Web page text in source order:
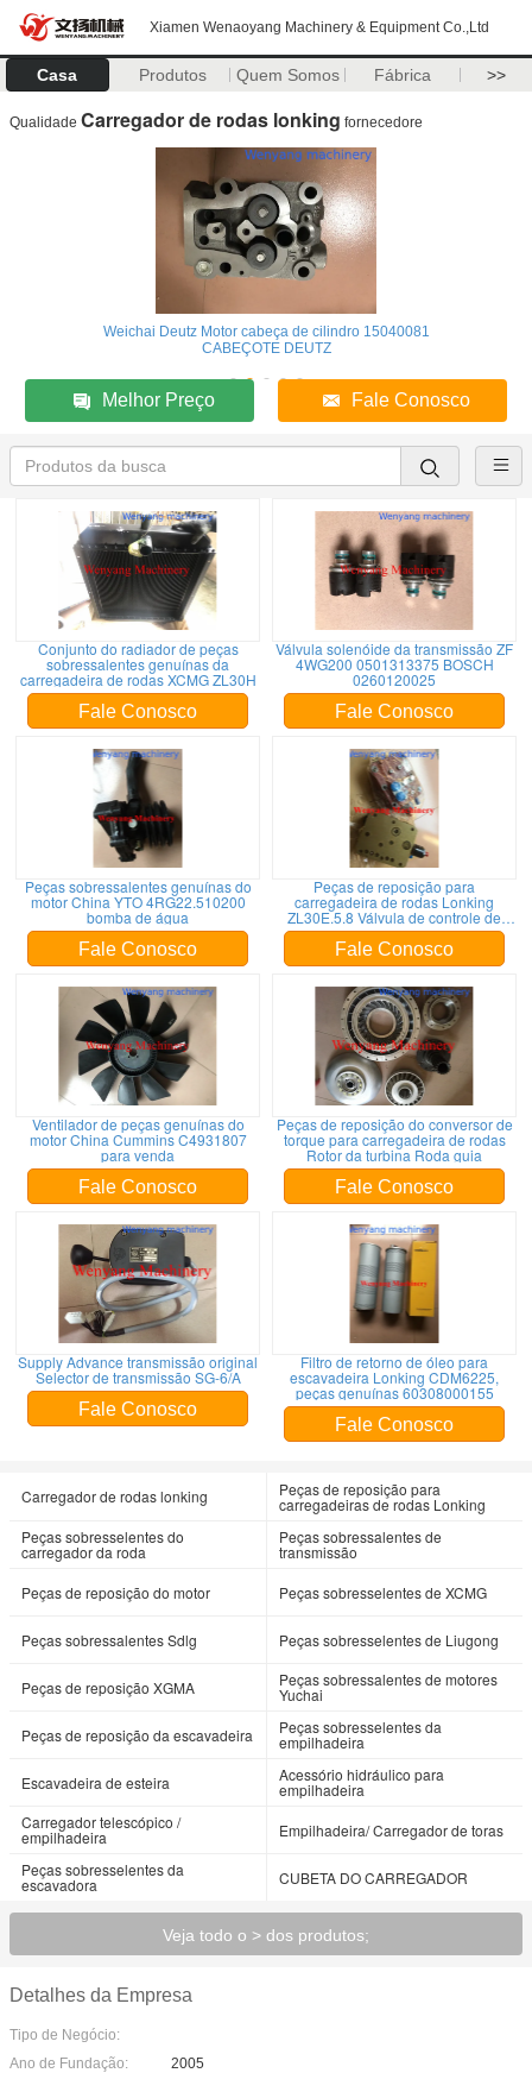
Xiamen Wenaoyang Machinery & Equipment Co.,Ltd
Casa Produtos Quem Somos Fábrica >>
Qualidade Carregador de rodas lonking fornecedore
Weichai Deutz Motor cabeça de cilindro 15040081
CABEÇOTE DEUTZ
Melhor Preço Fale Conosco
Conjunto do radiador de peças
sobressalentes genuínas da
carregadeira de rodas XCMG ZL30H
Fale Conosco
Válvula solenóide da transmissão ZF
4WG200 0501313375 BOSCH
0260120025
Fale Conosco
Peças sobressalentes genuínas do
motor China YTO 4RG22.510200
bomba de água
Fale Conosco
Peças de reposição para
carregadeira de rodas Lonking
ZL30E.5.8 Válvula de controle de
velocidade variável
Fale Conosco
Ventilador de peças genuínas do
motor China Cummins C4931807
para venda
Fale Conosco
Peças de reposição do conversor de
torque para carregadeira de rodas
Rotor da turbina Roda guia
Fale Conosco
Supply Advance transmissão original
Selector de transmissão SG-6/A
Fale Conosco
Filtro de retorno de óleo para
escavadeira Lonking CDM6225,
peças genuínas 60308000155
Fale Conosco
Carregador de rodas lonking Peças de reposição para
carregadeiras de rodas Lonking
Peças sobresselentes do
carregador da roda
Peças sobressalentes de
transmissão
Peças de reposição do motor
Peças sobresselentes de XCMG
Peças sobressalentes Sdlg Peças sobresselentes de Liugong
Peças de reposição XGMA Peças sobressalentes de motores
Yuchai
Peças de reposição da escavadeira
Peças sobresselentes da
empilhadeira
Escavadeira de esteira
Acessório hidráulico para
empilhadeira
Carregador telescópico /
empilhadeira
Empilhadeira/ Carregador de toras
Peças sobresselentes da
escavadora CUBETA DO CARREGADOR
Veja todo o > dos produtos;
Detalhes da Empresa
Tipo de Negócio:
Ano de Fundação:
2005